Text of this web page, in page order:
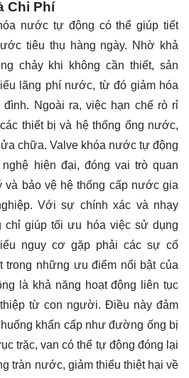
Chi Phí
nước tự động có thể giúp tiết
tiêu thụ hàng ngày. Nhờ khả
chảy khi không cần thiết, sản
lãng phí nước, từ đó giảm hóa
Ngoài ra, việc hạn chế rò rỉ
thiết bị và hệ thống ống nước,
chữa. Valve khóa nước tự động
hiện đại, đóng vai trò quan
và bảo vệ hệ thống cấp nước gia
Với sự chính xác và nhạy
chỉ giúp tối ưu hóa việc sử dụng
nguy cơ gặp phải các sự cố
trong những ưu điểm nổi bật của
là khả năng hoạt động liên tục
từ con người. Điều này đảm
khẩn cấp như đường ống bị
trặc, van có thể tự động đóng lại
tràn nước, giảm thiểu thiệt hại về